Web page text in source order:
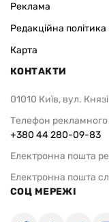
Реклама
Редакційна політика
Карта
КОНТАКТИ
01010 Київ, вул.
Телефон рекламного
+380 44 280-09-83
Електронна пошта
Електронна пошта
СОЦ МЕРЕЖІ